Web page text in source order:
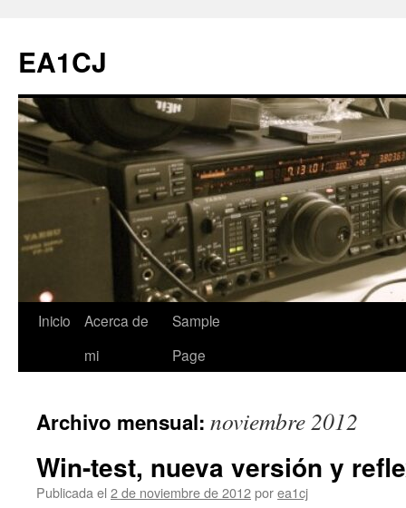
contenido
EA1CJ
Inicio
Acerca de
mi
Sample
Page
Archivo mensual: noviembre 2012
Win-test, nueva versión y
Publicada el 2 de noviembre de 2012porea1cj